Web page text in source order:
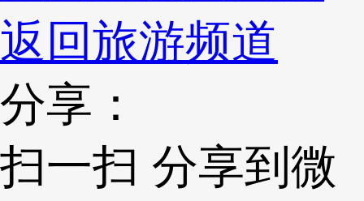
返回旅游频道
分享：
扫一扫 分享到微